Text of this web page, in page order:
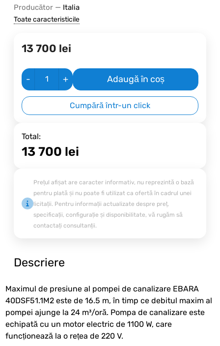
Producător — Italia
Toate caracteristicile
13 700 lei
- + Adaugă în coș
Cumpără într-un click
Total:
13 700 lei
Prețul afișat are caracter informativ, nu reprezintă o bază
pentru plată și nu poate fi utilizat ca ofertă în cadrul unei
licitații. Pentru informații actualizate despre preț,
specificații, configurație și disponibilitate, vă rugăm să
contactați consultanții.
Descriere
Maximul de presiune al pompei de canalizare EBARA
40DSF51.1M2 este de 16.5 m, în timp ce debitul maxim al
pompei ajunge la 24 m³/oră. Pompa de canalizare este
echipată cu un motor electric de 1100 W, care
funcționează la o rețea de 220 V.